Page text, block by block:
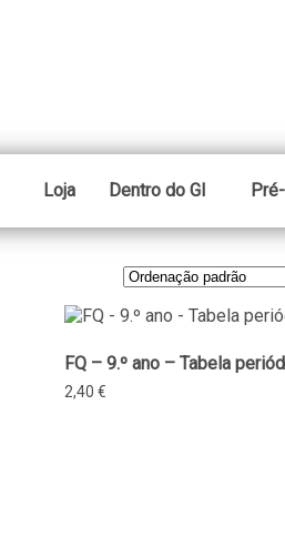
Loja Dentro do GI
FQ – 9.º ano – Tabela
2,40€